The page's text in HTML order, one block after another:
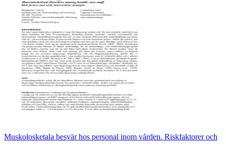
Muskolosketala besvär hos personal inom vården. Riskfaktorer och